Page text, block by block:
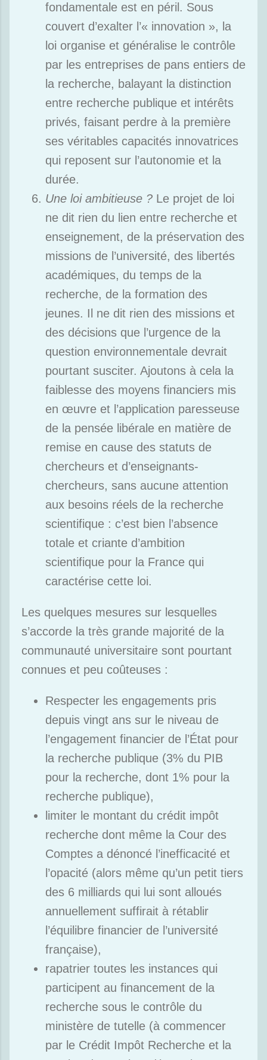
fondamentale est en péril. Sous
couvert d’exalter l’« innovation », la
loi organise et généralise le contrôle
par les entreprises de pans entiers de
la recherche, balayant la distinction
entre recherche publique et intérêts
privés, faisant perdre à la première
ses véritables capacités innovatrices
qui reposent sur l’autonomie et la
durée.
Une loi ambitieuse ? Le projet de loi
ne dit rien du lien entre recherche et
enseignement, de la préservation des
missions de l’université, des libertés
académiques, du temps de la
recherche, de la formation des
jeunes. Il ne dit rien des missions et
des décisions que l’urgence de la
question environnementale devrait
pourtant susciter. Ajoutons à cela la
faiblesse des moyens financiers mis
en œuvre et l’application paresseuse
de la pensée libérale en matière de
remise en cause des statuts de
chercheurs et d’enseignants-
chercheurs, sans aucune attention
aux besoins réels de la recherche
scientifique : c’est bien l’absence
totale et criante d’ambition
scientifique pour la France qui
caractérise cette loi.
Les quelques mesures sur lesquelles
s’accorde la très grande majorité de la
communauté universitaire sont pourtant
connues et peu coûteuses :
Respecter les engagements pris
depuis vingt ans sur le niveau de
l’engagement financier de l’État pour
la recherche publique (3% du PIB
pour la recherche, dont 1% pour la
recherche publique),
limiter le montant du crédit impôt
recherche dont même la Cour des
Comptes a dénoncé l’inefficacité et
l’opacité (alors même qu’un petit tiers
des 6 milliards qui lui sont alloués
annuellement suffirait à rétablir
l’équilibre financier de l’université
française),
rapatrier toutes les instances qui
participent au financement de la
recherche sous le contrôle du
ministère de tutelle (à commencer
par le Crédit Impôt Recherche et la